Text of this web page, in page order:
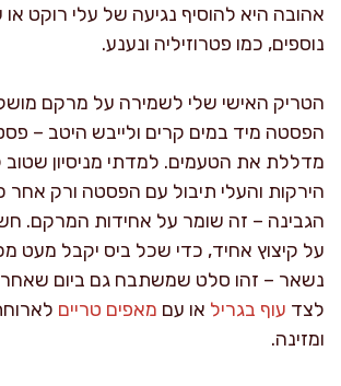
אהובה היא להוסיף נגיעה של עלי רוקט או
נוספים, כמו פטרוזיליה ונענע.
הטריק האישי שלי לשמירה על מרקם
הפסטה מיד במים קרים ולייבש היטב –
מדללת את הטעמים. למדתי מניסיון
הירקות והעלי תיבול עם הפסטה ורק אחר
הגבינה – זה שומר על אחידות המרקם.
על קיצוץ אחיד, כדי שכל ביס יקבל מעט
נשאר – זהו סלט שמשתבח גם ביום
לצד עוף בגריל או עם מאפים טריים
ומזינה.